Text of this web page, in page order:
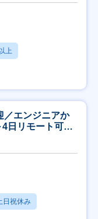
上
／エンジニアか
日リモート可
日祝休み